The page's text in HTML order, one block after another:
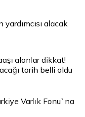
alacak
alanlar dikkat!
tarih belli oldu
Varlık Fonu`na